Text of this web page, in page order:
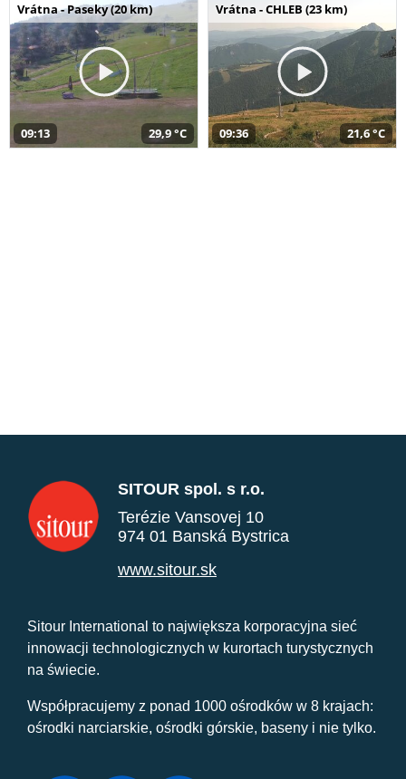
Vrátna - Paseky (20 km)
09:13 29,9 °C
Vrátna - CHLEB (23 km)
09:36 21,6 °C
SITOUR spol. s r.o.
Terézie Vansovej 10
974 01 Banská Bystrica
www.sitour.sk
Sitour International to największa korporacyjna sieć
innowacji technologicznych w kurortach turystycznych
na świecie.
Współpracujemy z ponad 1000 ośrodków w 8 krajach:
ośrodki narciarskie, ośrodki górskie, baseny i nie tylko.